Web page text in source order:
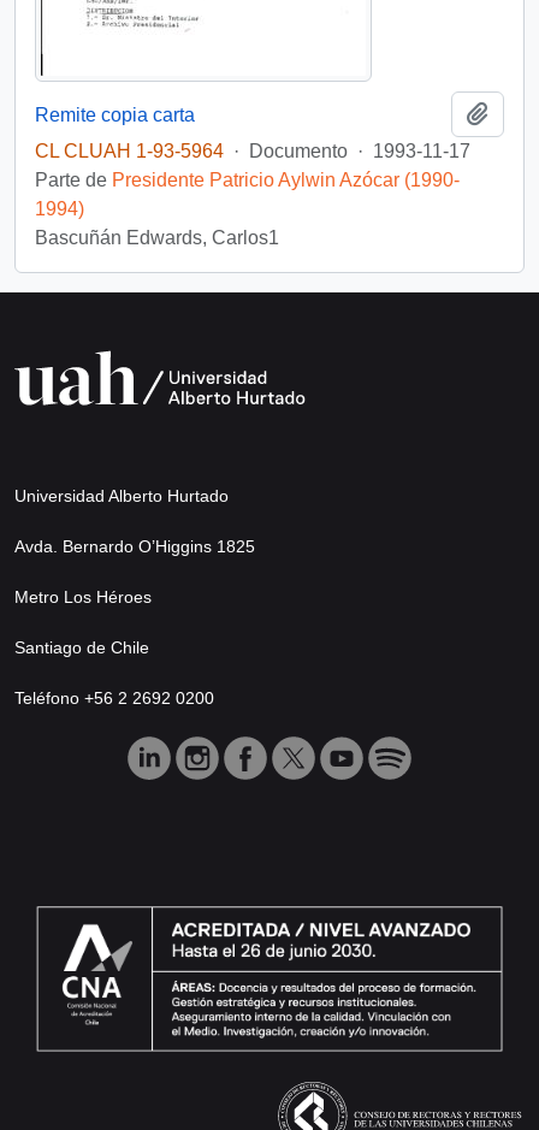
Remite copia carta
CL CLUAH 1-93-5964 · Documento · 1993-11-17
Parte de Presidente Patricio Aylwin Azócar (1990-
1994)
Bascuñán Edwards, Carlos1
Universidad Alberto Hurtado
Avda. Bernardo O’Higgins 1825
Metro Los Héroes
Santiago de Chile
Teléfono +56 2 2692 0200